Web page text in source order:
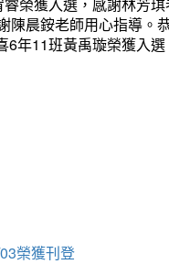
陳晨銨老師用心指導
年11班黃禹璇榮獲入
榮獲刊登